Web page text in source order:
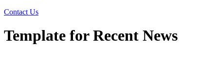
Contact Us
Template for Recent News